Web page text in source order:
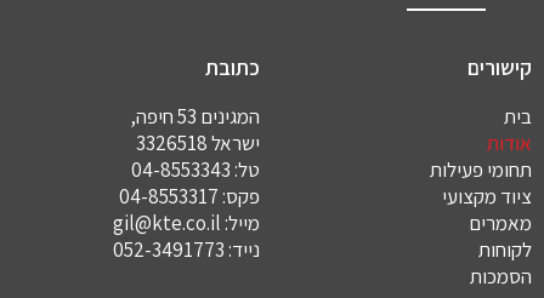
קישורים
בית
אודות
תחומי פעילות
ציוד מקצועי
מאמרים
לקוחות
הסמכות
כתובת
המגינים 53 חיפה,
ישראל 3326518
טל: 04-8553343
פקס: 04-8553317
מייל: gil@kte.co.il
נייד: 052-3491773